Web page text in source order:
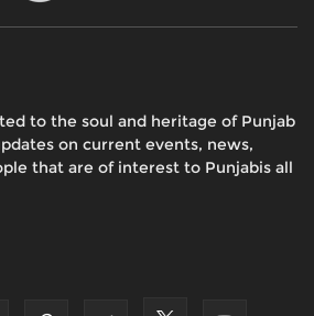
to the soul and heritage of Punjab
on current events, news,
that are of interest to Punjabis all